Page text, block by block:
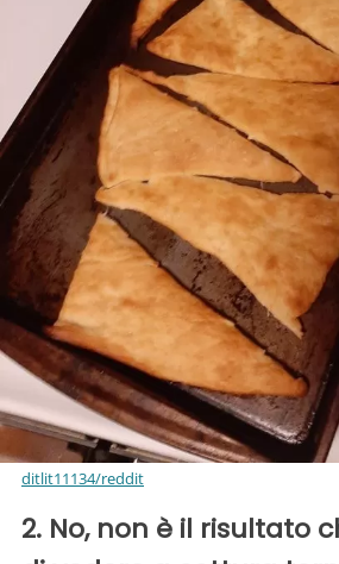
ditlit11134/reddit
2. No, non è il risultato